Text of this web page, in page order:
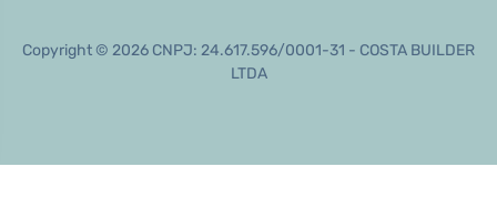
Copyright © 2026 CNPJ: 24.617.596/0001-31 - COSTA BUILDER
LTDA